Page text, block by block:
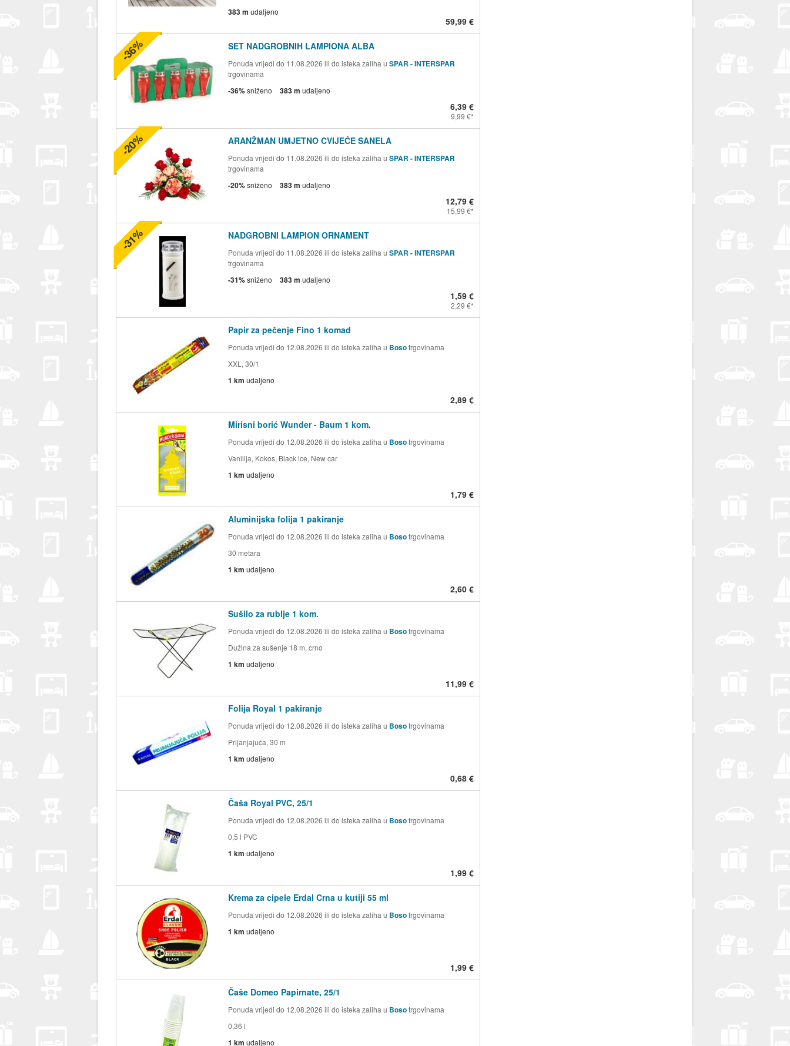
383 m udaljeno
59,99 €
SET NADGROBNIH LAMPIONA ALBA
Ponuda vrijedi do 11.08.2026 ili do isteka zaliha u SPAR - INTERSPAR
trgovinama
-36%sniženo 383 m udaljeno
6,39 €
9,99 €
-36%
ARANŽMAN UMJETNO CVIJEĆE SANELA
Ponuda vrijedi do 11.08.2026 ili do isteka zaliha u SPAR - INTERSPAR
trgovinama
-20%sniženo 383 m udaljeno
12,79 €
15,99 €
-20%
NADGROBNI LAMPION ORNAMENT
Ponuda vrijedi do 11.08.2026 ili do isteka zaliha u SPAR - INTERSPAR
trgovinama
-31%sniženo 383 m udaljeno
1,59 €
2,29 €
-31%
Papir za pečenje Fino 1 komad
Ponuda vrijedi do 12.08.2026 ili do isteka zaliha u Bosotrgovinama
XXL, 30/1
1 km udaljeno
2,89 €
Mirisni borić Wunder - Baum 1 kom.
Ponuda vrijedi do 12.08.2026 ili do isteka zaliha u Bosotrgovinama
Vanilija, Kokos, Black ice, New car
1 km udaljeno
1,79 €
Aluminijska folija 1 pakiranje
Ponuda vrijedi do 12.08.2026 ili do isteka zaliha u Bosotrgovinama
30 metara
1 km udaljeno
2,60 €
Sušilo za rublje 1 kom.
Ponuda vrijedi do 12.08.2026 ili do isteka zaliha u Bosotrgovinama
Dužina za sušenje 18 m, crno
1 km udaljeno
11,99 €
Folija Royal 1 pakiranje
Ponuda vrijedi do 12.08.2026 ili do isteka zaliha u Bosotrgovinama
Prijanjajuća, 30 m
1 km udaljeno
0,68 €
Čaša Royal PVC, 25/1
Ponuda vrijedi do 12.08.2026 ili do isteka zaliha u Bosotrgovinama
0,5 l PVC
1 km udaljeno
1,99 €
Krema za cipele Erdal Crna u kutiji 55 ml
Ponuda vrijedi do 12.08.2026 ili do isteka zaliha u Bosotrgovinama
1 km udaljeno
1,99 €
Čaše Domeo Papirnate, 25/1
Ponuda vrijedi do 12.08.2026 ili do isteka zaliha u Bosotrgovinama
0,36 l
1 km udaljeno